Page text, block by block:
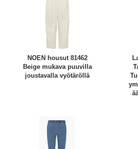
NOEN housut 81462
Beige mukava puuvilla
joustavalla vyötäröllä